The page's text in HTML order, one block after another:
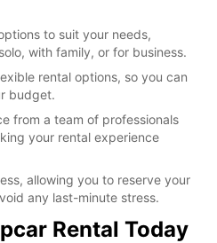
to suit your needs,
with family, or for business.
rental options, so you can
budget.
from a team of professionals
your rental experience
allowing you to reserve your
any last-minute stress.
Rental Today